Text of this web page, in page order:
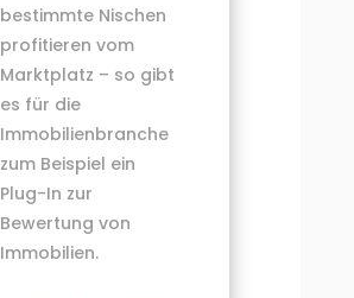
bestimmte Nischen
profitieren vom
Marktplatz – so gibt
es für die
Immobilienbranche
zum Beispiel ein
Plug-In zur
Bewertung von
Immobilien.